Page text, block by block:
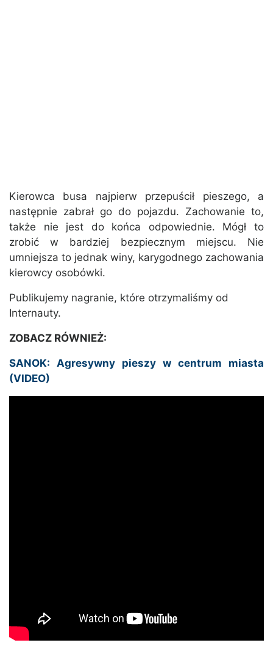
Kierowca busa najpierw przepuścił pieszego, a
następnie zabrał go do pojazdu. Zachowanie to,
także nie jest do końca odpowiednie. Mógł to
zrobić w bardziej bezpiecznym miejscu. Nie
umniejsza to jednak winy, karygodnego zachowania
kierowcy osobówki.
Publikujemy nagranie, które otrzymaliśmy od
Internauty.
ZOBACZ RÓWNIEŻ:
SANOK: Agresywny pieszy w centrum miasta
(VIDEO)